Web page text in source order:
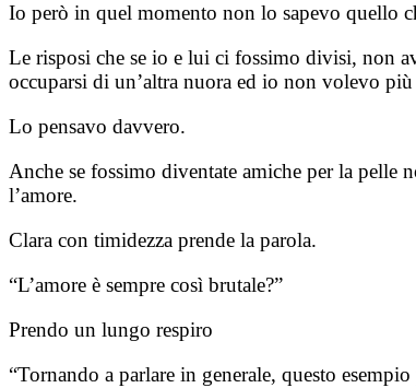
Io però in quel momento non lo sapevo quello
Le risposi che se io e lui ci fossimo divisi, non
occuparsi di un’altra nuora ed io non volevo
Lo pensavo davvero.
Anche se fossimo diventate amiche per la pelle
l’amore.
Clara con timidezza prende la parola.
“L’amore è sempre così brutale?”
Prendo un lungo respiro
“Tornando a parlare in generale, questo